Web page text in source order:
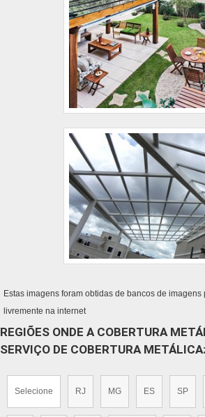
Estas imagens foram obtidas de bancos de
livremente na internet
REGIÕES ONDE A COBERTURA
SERVIÇO DE COBERTURA METÁLICA:
Selecione RJ MG ES SP